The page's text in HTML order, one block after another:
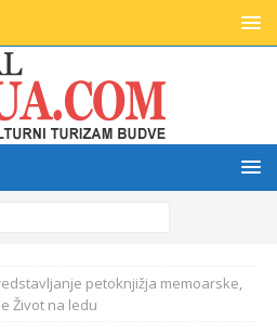
petoknjižja memoarske,
Život na ledu